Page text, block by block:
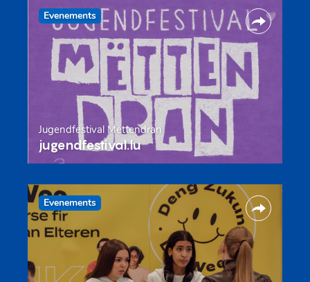
Evenements
Jugendfestival Mëttendran
jugendfestival.lu
Evenements